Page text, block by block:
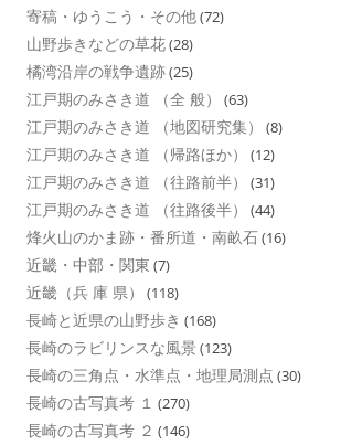
寄稿・ゆうこう・その他(72)
山野歩きなどの草花(28)
橘湾沿岸の戦争遺跡(25)
江戸期のみさき道 （全 般） (63)
江戸期のみさき道 （地図研究集） (8)
江戸期のみさき道 （帰路ほか） (12)
江戸期のみさき道 （往路前半） (31)
江戸期のみさき道 （往路後半） (44)
烽火山のかま跡・番所道・南畝石(16)
近畿・中部・関東 (7)
近畿（兵 庫 県） (118)
長崎と近県の山野歩き (168)
長崎のラビリンスな風景 (123)
長崎の三角点・水準点・地理局測点 (30)
長崎の古写真考 １ (270)
長崎の古写真考 ２ (146)